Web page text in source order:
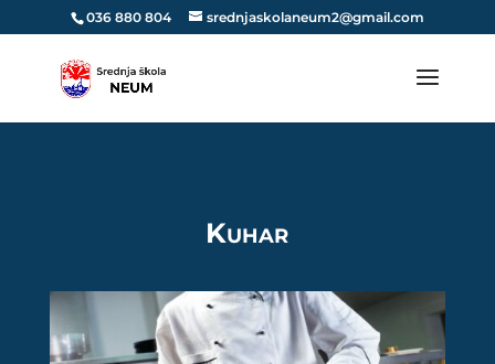
036 880 804 srednjaskolaneum2@gmail.com
Kuhar